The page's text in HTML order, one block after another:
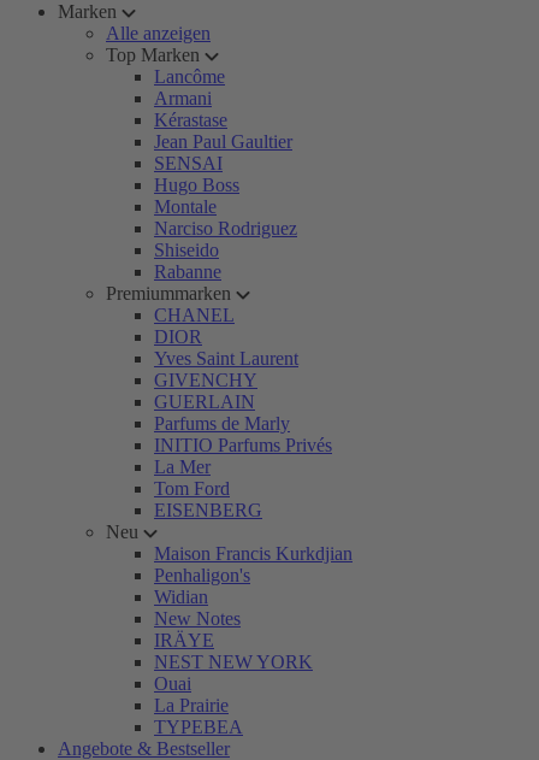
Marken
Alle anzeigen
Top Marken
Lancôme
Armani
Kérastase
Jean Paul Gaultier
SENSAI
Hugo Boss
Montale
Narciso Rodriguez
Shiseido
Rabanne
Premiummarken
CHANEL
DIOR
Yves Saint Laurent
GIVENCHY
GUERLAIN
Parfums de Marly
INITIO Parfums Privés
La Mer
Tom Ford
EISENBERG
Neu
Maison Francis Kurkdjian
Penhaligon's
Widian
New Notes
IRÄYE
NEST NEW YORK
Ouai
La Prairie
TYPEBEA
Angebote & Bestseller